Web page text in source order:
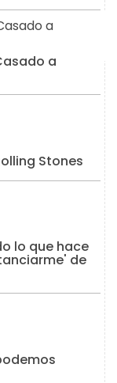
a
Stones
lo que hace
de